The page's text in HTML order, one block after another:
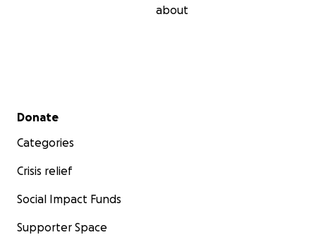
about
Secondary menu
Donate
Categories
Crisis relief
Social Impact Funds
Supporter Space